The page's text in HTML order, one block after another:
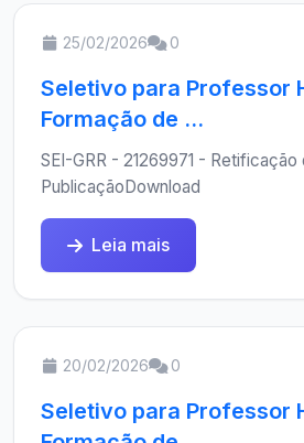
25/02/2026 0
Seletivo para Professor
Formação de ...
SEI-GRR - 21269971 - Retificação
PublicaçãoDownload
Leia mais
20/02/2026 0
Seletivo para Professor